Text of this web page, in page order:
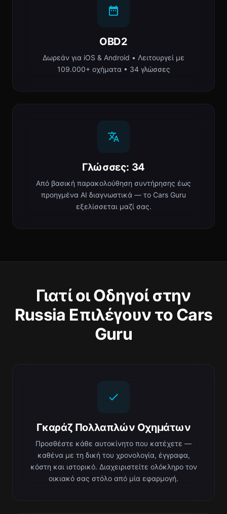
OBD2
Δωρεάν για iOS & Android • Λειτουργεί με
109.000+ οχήματα • 34 γλώσσες
Γλώσσες: 34
Από βασική παρακολούθηση συντήρησης έως
προηγμένα AI διαγνωστικά — το Cars Guru
εξελίσσεται μαζί σας.
Γιατί οι Οδηγοί στην
Russia Επιλέγουν το Cars
Guru
Γκαράζ Πολλαπλών Οχημάτων
Προσθέστε κάθε αυτοκίνητο που κατέχετε —
καθένα με τη δική του χρονολογία, έγγραφα,
κόστη και ιστορικό. Διαχειριστείτε ολόκληρο τον
οικιακό σας στόλο από μία εφαρμογή.